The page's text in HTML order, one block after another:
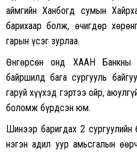
аймгийн Ханбогд сумын
барихаар болж, өчигдөр
гарын үсэг зурлаа.
Өнгөрсөн онд ХААН
байршилд бага сургууль
гаруй хүүхэд гэртээ ойр,
боломж бүрдсэн юм.
Шинээр баригдах 2 сургуулийн
нэгэн адил уур амьсгалын